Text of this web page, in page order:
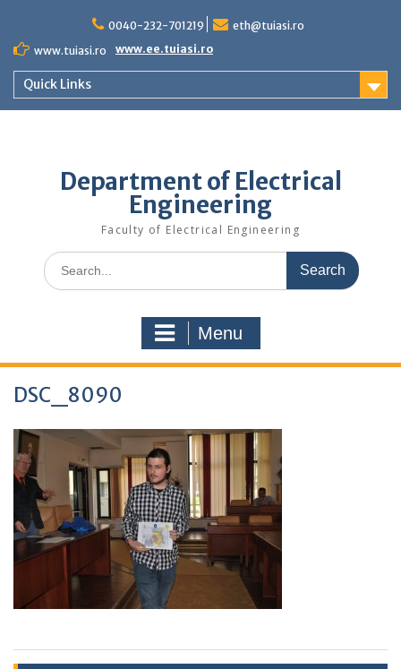
content
0040-232-701219
eth@tuiasi.ro
www.tuiasi.ro
www.ee.tuiasi.ro
Quick Links
Department of Electrical
Engineering
Faculty of Electrical Engineering
Search
for:
Menu
DSC_8090